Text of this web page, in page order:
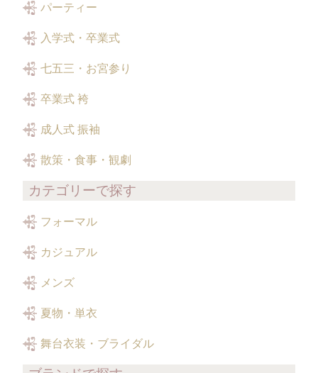
パーティー
入学式・卒業式
七五三・お宮参り
卒業式 袴
成人式 振袖
散策・食事・観劇
カテゴリーで探す
フォーマル
カジュアル
メンズ
夏物・単衣
舞台衣装・ブライダル